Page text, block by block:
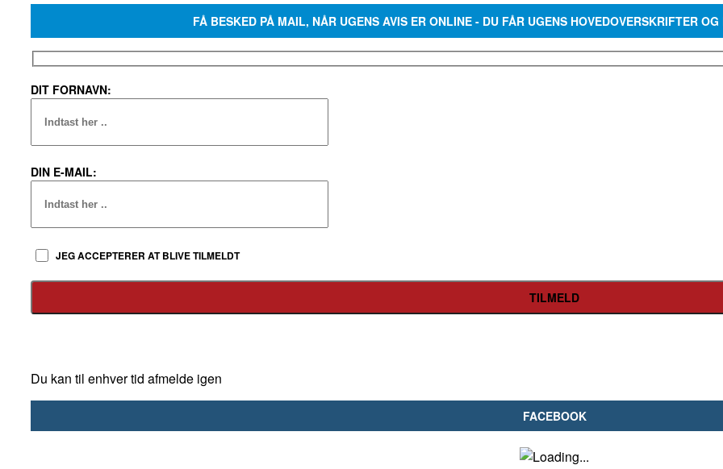
FÅ BESKED PÅ MAIL, NÅR UGENS AVIS ER ONLINE - DU FÅR UGENS HOVEDOVERSKRIFTER
DIT FORNAVN:
DIN E-MAIL:
JEG ACCEPTERER AT BLIVE TILMELDT
Du kan til enhver tid afmelde igen
FACEBOOK